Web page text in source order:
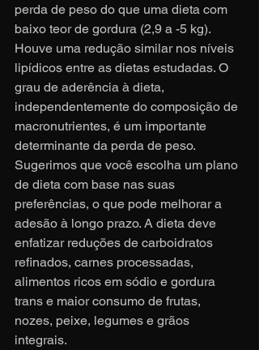
perda de peso do que uma dieta com
baixo teor de gordura (2,9 a -5 kg).
Houve uma redução similar nos níveis
lipídicos entre as dietas estudadas. O
grau de aderência à dieta,
independentemente do composição de
macronutrientes, é um importante
determinante da perda de peso.
Sugerimos que você escolha um plano
de dieta com base nas suas
preferências, o que pode melhorar a
adesão à longo prazo. A dieta deve
enfatizar reduções de carboidratos
refinados, carnes processadas,
alimentos ricos em sódio e gordura
trans e maior consumo de frutas,
nozes, peixe, legumes e grãos
integrais.